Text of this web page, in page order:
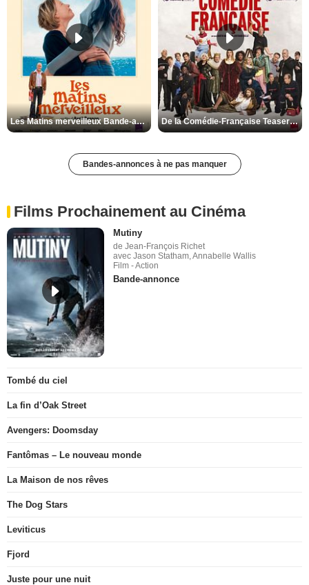
Les Matins merveilleux Bande-annonce VF De la Comédie-Française Teaser VF
Bandes-annonces à ne pas manquer
Films Prochainement au Cinéma
Mutiny
de Jean-François Richet
avec Jason Statham, Annabelle Wallis
Film - Action
Bande-annonce
Tombé du ciel
La fin d’Oak Street
Avengers: Doomsday
Fantômas – Le nouveau monde
La Maison de nos rêves
The Dog Stars
Leviticus
Fjord
Juste pour une nuit